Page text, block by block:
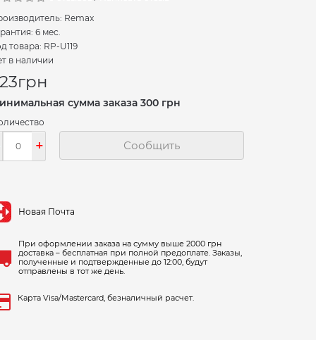
Remax
6 мес.
товара: RP-U119
в наличии
грн
сумма заказа 300 грн
+ Сообщить
Новая Почта
При оформлении заказа на сумму выше 2000 грн
доставка – бесплатная при полной предоплате. Заказы,
полученные и подтвержденные до 12:00, будут
отправлены в тот же день.
Карта Visa/Mastercard, безналичный расчет.